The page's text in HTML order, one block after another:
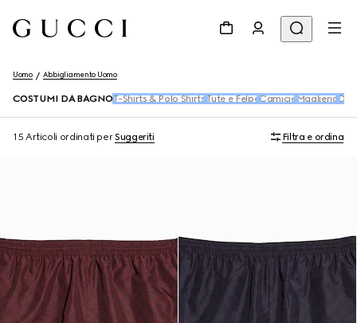
Uomo Abbigliamento Uomo
COSTUMI DA BAGNO T-Shirts & Polo Shirts Tute e FelpeCamicie Maglieria
15 Articoli ordinati perSuggeriti Filtra e ordina